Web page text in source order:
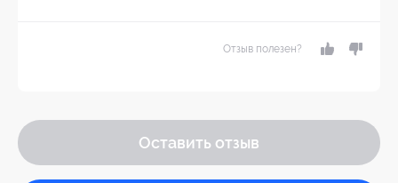
Отзыв полезен?
Оставить отзыв